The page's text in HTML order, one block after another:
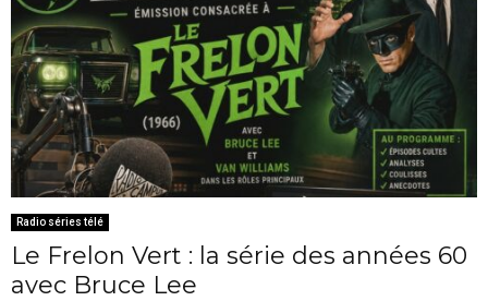
Radio séries télé
Le Frelon Vert : la série des années 60
avec Bruce Lee